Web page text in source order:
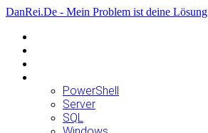
DanRei.De - Mein Problem ist deine Lösung
PowerShell
Server
SQL